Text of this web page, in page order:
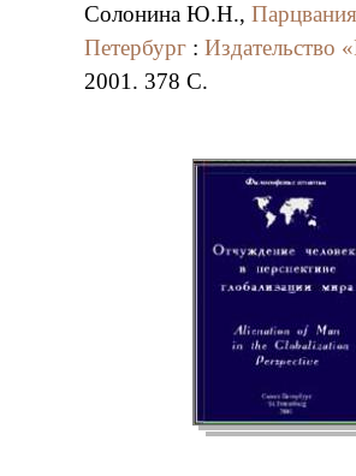
Солонина Ю.Н.,
Петербург : Издательство
2001. 378 C.